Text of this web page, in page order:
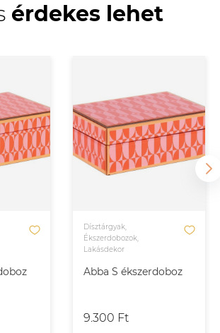
érdekes lehet
Abba S ékszerdoboz
Dísztárgyak,
Ékszerdobozok,
Lakásdekor
9.300 Ft